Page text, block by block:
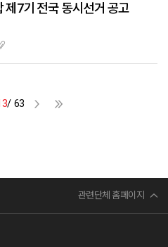
제7기 전국 동시선거 공고
/ 63
관련단체 홈페이지